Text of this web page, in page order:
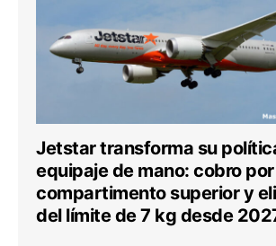
Jetstar transforma su
equipaje de mano: cobro por
compartimento superior y
del límite de 7 kg desde